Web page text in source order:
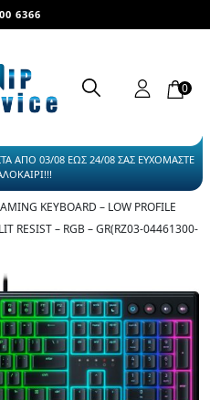
6366
0
ΑΠΟ 03/08 ΕΩΣ 24/08 ΣΑΣ ΕΥΧΟΜΑΣΤΕ
KEYBOARD – LOW PROFILE
RESIST – RGB – GR(RZ03-04461300-